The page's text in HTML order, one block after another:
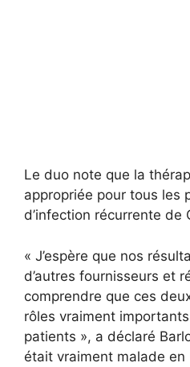
Le duo note que la
appropriée pour tous les
d’infection récurrente de
« J’espère que nos
d’autres fournisseurs et
comprendre que ces
rôles vraiment
patients », a déclaré
était vraiment malade en